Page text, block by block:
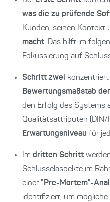
was die zu prüfende
Kunden, seinen Kontext
macht. Das hilft im
Fokussierung auf
Schritt zwei
Bewertungsmaßstab
den Erfolg des Systems
Qualitätsattributen
Erwartungsniveau für
Im dritten Schritt
Schlüsselaspekte im
einer "Pre-Mortem"-
identifiziert, um